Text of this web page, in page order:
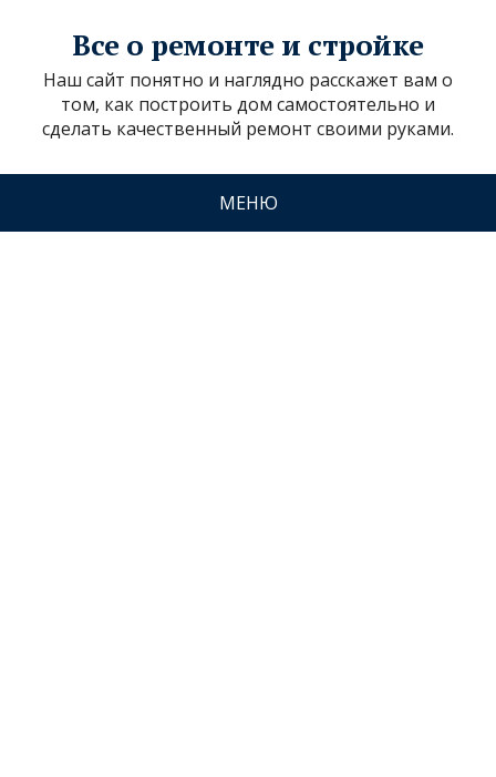
Все о ремонте и стройке
Наш сайт понятно и наглядно расскажет вам о
том, как построить дом самостоятельно и
сделать качественный ремонт своими руками.
МЕНЮ